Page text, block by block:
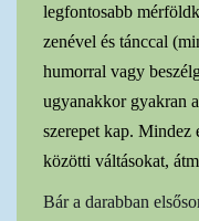
legfontosabb
zenével és tánccal
humorral vagy
ugyanakkor gyakran
szerepet kap. Mindez
közötti váltásokat,
Bár a darabban